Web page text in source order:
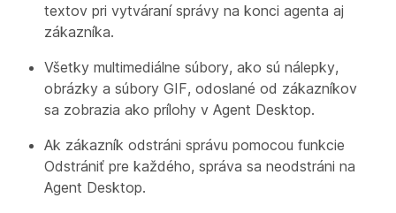
textov pri vytváraní správy na konci agenta aj
zákazníka.
Všetky multimediálne súbory, ako sú nálepky,
obrázky a súbory GIF, odoslané od zákazníkov
sa zobrazia ako prílohy v Agent Desktop.
Ak zákazník odstráni správu pomocou funkcie
Odstrániť pre každého, správa sa neodstráni na
Agent Desktop.